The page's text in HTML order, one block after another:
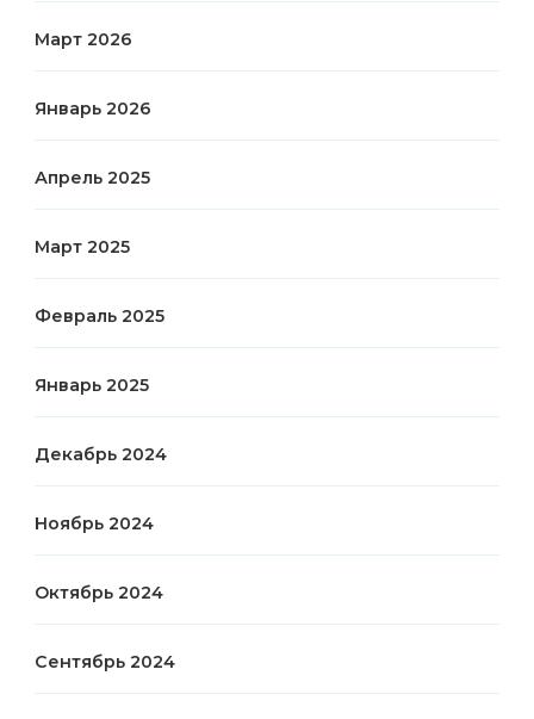
Март 2026
Январь 2026
Апрель 2025
Март 2025
Февраль 2025
Январь 2025
Декабрь 2024
Ноябрь 2024
Октябрь 2024
Сентябрь 2024